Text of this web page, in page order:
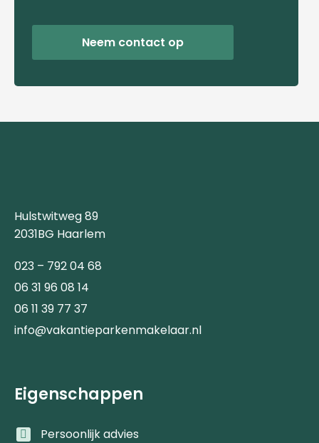
Neem contact op
Hulstwitweg 89
2031BG Haarlem
023 – 792 04 68
06 31 96 08 14
06 11 39 77 37
info@vakantieparkenmakelaar.nl
Eigenschappen
Persoonlijk advies